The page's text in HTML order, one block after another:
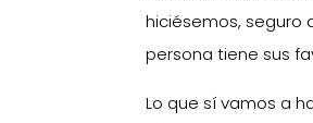
hiciésemos, seguro
persona tiene sus
Lo que sí vamos a